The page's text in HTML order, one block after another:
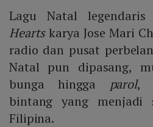
Lagu Natal legendaris
Heartskarya Jose Mari
radio dan pusat
Natal pun dipasang,
bunga hingga parol,
bintang yang menjadi
Filipina.